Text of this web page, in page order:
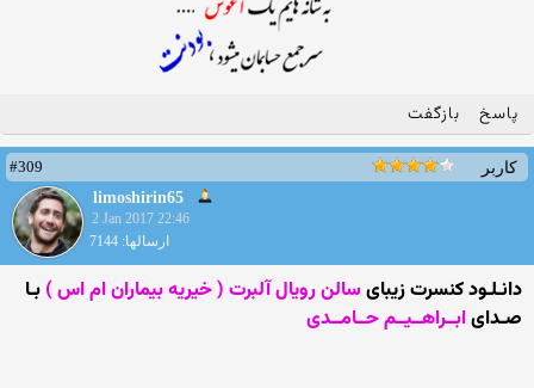
پاسخ بازگفت
کاربر
#309
limoshirin65
2 Jan 2017 22:46
ارسالها: 7144
دانـلـود کنسرت زیبایسالن رویال آلبرت ( خیریه بیماران ام اس ) بـا
صـدایابــراهــیــم حــامــدی